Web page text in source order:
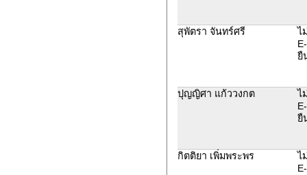
สุพัตรา จันทร์ศรี
ไ
ยื
ปุญญิศา แก้ววงกต
ไ
ยื
กิตติยา เพิ่มพระพร
ไ